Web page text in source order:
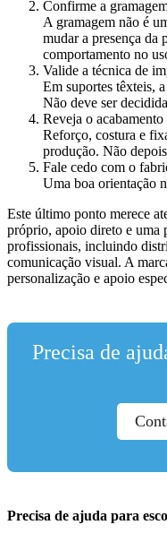
Confirme a
A gramagem não é
mudar a presença da
comportamento no
Valide a técnica de
Em suportes têxteis,
Não deve ser
Reveja o acabamento
Reforço, costura e
produção. Não
Fale cedo com o
Uma boa orientação
Este último ponto merece
próprio, apoio direto e uma
profissionais, incluindo
comunicação visual. A
personalização e apoio
Precisa de
Precisa de ajuda para